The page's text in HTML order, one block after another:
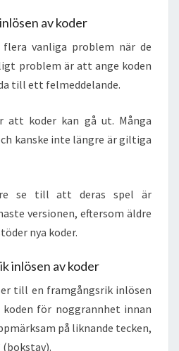
av koder
vanliga problem när de
problem är att ange koden
till ett felmeddelande.
att koder kan gå ut. Många
kanske inte längre är giltiga
se till att deras spel är
versionen, eftersom äldre
nya koder.
inlösen av koder
till en framgångsrik inlösen
för noggrannhet innan
på liknande tecken,
(bokstav).